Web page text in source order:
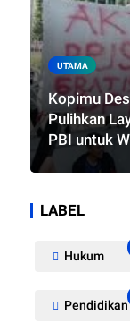
UTAMA
Kopimu
Pulihkan
PBI untuk
LABEL
Hukum
Pendidikan